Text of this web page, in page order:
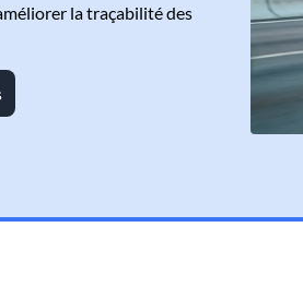
la traçabilité des